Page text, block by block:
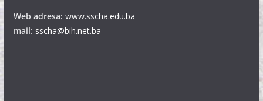
Web adresa: www.sscha.edu.ba
mail: sscha@bih.net.ba